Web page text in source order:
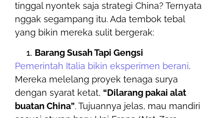
tinggal nyontek saja strategi China? Ternyata
nggak segampang itu. Ada tembok tebal
yang bikin mereka sulit bergerak:
Barang Susah Tapi Gengsi
Pemerintah Italia bikin eksperimen berani.
Mereka melelang proyek tenaga surya
dengan syarat ketat, “Dilarang pakai alat
buatan China”. Tujuannya jelas, mau mandiri